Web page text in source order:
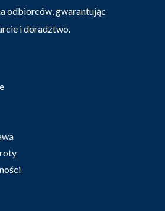
odbiorców, gwarantując
i doradztwo.